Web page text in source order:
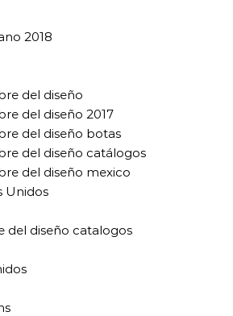
2018
del diseño
del diseño 2017
del diseño botas
del diseño catálogos
del diseño mexico
Unidos
del diseño catalogos